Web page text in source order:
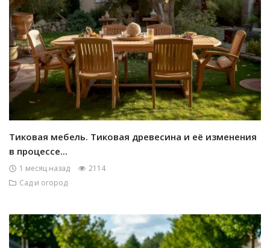
Тиковая мебель. Тиковая древесина и её изменения
в процессе...
1 месяц назад
2114
Сад и огород